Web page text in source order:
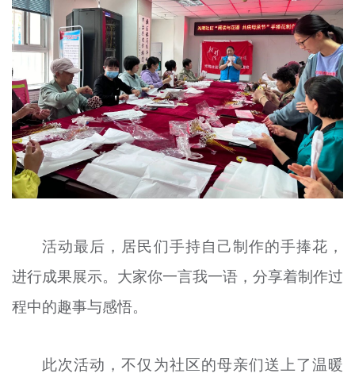
活动最后，居民们手持自己制作的手捧花，
进行成果展示。大家你一言我一语，分享着制作过
程中的趣事与感悟。
此次活动，不仅为社区的母亲们送上了温暖